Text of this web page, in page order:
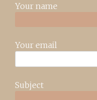
Your name
Your email
Subject